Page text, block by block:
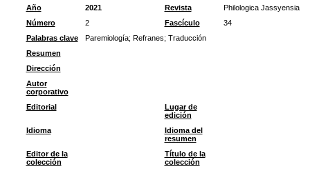
Año
2021 Revista
Philologica Jassyensia
Número
2 Fascículo
34
Palabras clave
Paremiología; Refranes; Traducción
Resumen
Dirección
Autor
corporativo
Editorial
Lugar de
edición
Idioma
Idioma del
resumen
Editor de la
colección
Título de la
colección